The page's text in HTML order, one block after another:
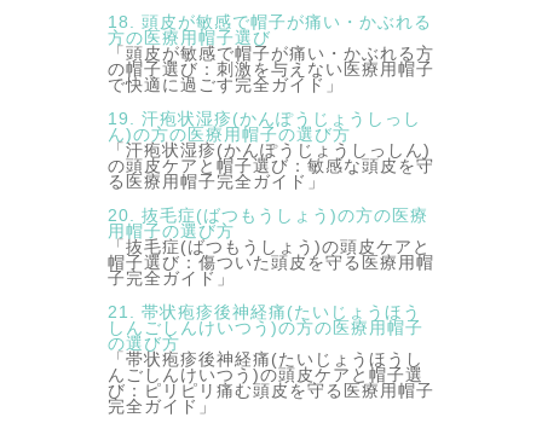
18. 頭皮が敏感で帽子が痛い・かぶれる
方の医療用帽子選び
「頭皮が敏感で帽子が痛い・かぶれる方
の帽子選び：刺激を与えない医療用帽子
で快適に過ごす完全ガイド」
19. 汗疱状湿疹(かんぽうじょうしっし
ん)の方の医療用帽子の選び方
「汗疱状湿疹(かんぽうじょうしっしん)
の頭皮ケアと帽子選び：敏感な頭皮を守
る医療用帽子完全ガイド」
20. 抜毛症(ばつもうしょう)の方の医療
用帽子の選び方
「抜毛症(ばつもうしょう)の頭皮ケアと
帽子選び：傷ついた頭皮を守る医療用帽
子完全ガイド」
21. 帯状疱疹後神経痛(たいじょうほう
しんごしんけいつう)の方の医療用帽子
の選び方
「帯状疱疹後神経痛(たいじょうほうし
んごしんけいつう)の頭皮ケアと帽子選
び：ピリピリ痛む頭皮を守る医療用帽子
完全ガイド」